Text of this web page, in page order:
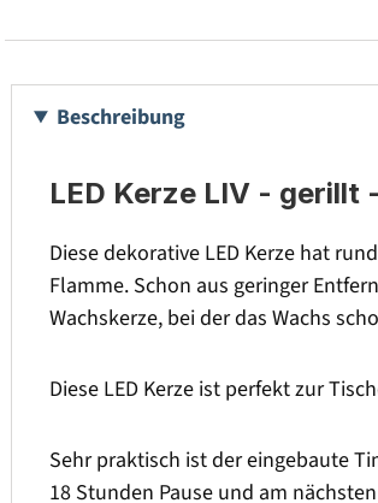
Beschreibung
LED Kerze LIV - gerillt
Diese dekorative LED Kerze hat
Flamme. Schon aus geringer
Wachskerze, bei der das Wachs
Diese LED Kerze ist perfekt zur
Sehr praktisch ist der eingebaute
18 Stunden Pause und am